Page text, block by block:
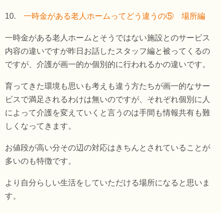
10. 一時金がある老人ホームってどう違うの⑤ 場所編
一時金がある老人ホームとそうではない施設とのサービス
内容の違いですが昨日お話したスタッフ編と被ってくるの
ですが、介護が画一的か個別的に行われるかの違いです。
育ってきた環境も思いも考えも違う方たちが画一的なサー
ビスで満足されるわけは無いのですが、それぞれ個別に人
によって介護を変えていくと言うのは手間も情報共有も難
しくなってきます。
お値段が高い分その辺の対応はきちんとされていることが
多いのも特徴です。
より自分らしい生活をしていただける場所になると思いま
す。